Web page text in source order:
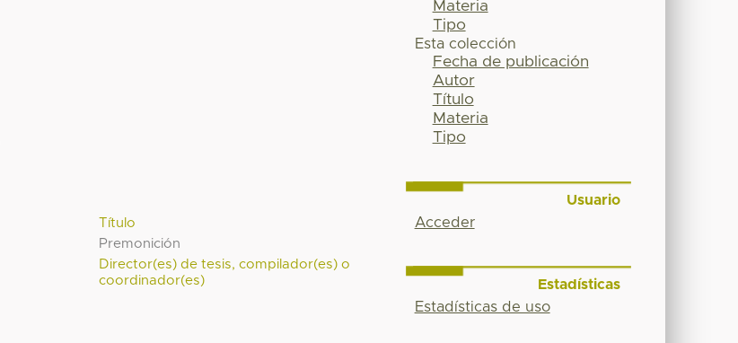
Título
Premonición
Director(es) de tesis, compilador(es) o
coordinador(es)
Materia
Tipo
Esta colección
Fecha de publicación
Autor
Título
Materia
Tipo
Usuario
Acceder
Estadísticas
Estadísticas de uso